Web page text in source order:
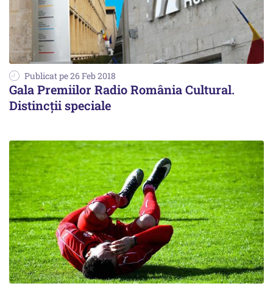
Publicat pe 26 Feb 2018
Gala Premiilor Radio România Cultural.
Distincţii speciale